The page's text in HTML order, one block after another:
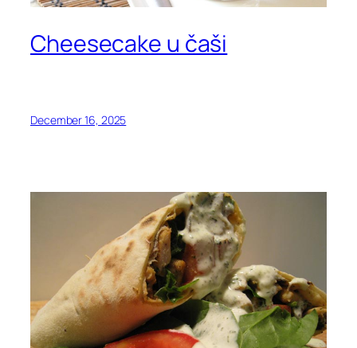
Cheesecake u čaši
December 16, 2025